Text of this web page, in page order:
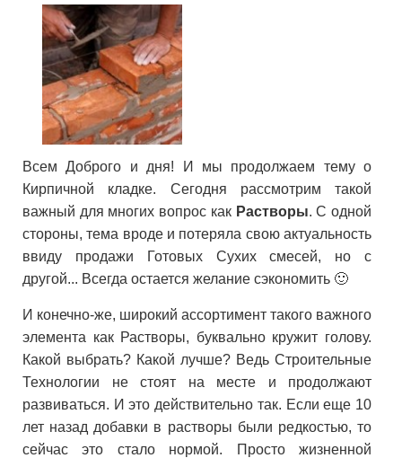
Всем Доброго и дня! И мы продолжаем тему о
Кирпичной кладке. Сегодня рассмотрим такой
важный для многих вопрос как Растворы. С одной
стороны, тема вроде и потеряла свою актуальность
ввиду продажи Готовых Сухих смесей, но с
другой... Всегда остается желание сэкономить 🙂
И конечно-же, широкий ассортимент такого важного
элемента как Растворы, буквально кружит голову.
Какой выбрать? Какой лучше? Ведь Строительные
Технологии не стоят на месте и продолжают
развиваться. И это действительно так. Если еще 10
лет назад добавки в растворы были редкостью, то
сейчас это стало нормой. Просто жизненной